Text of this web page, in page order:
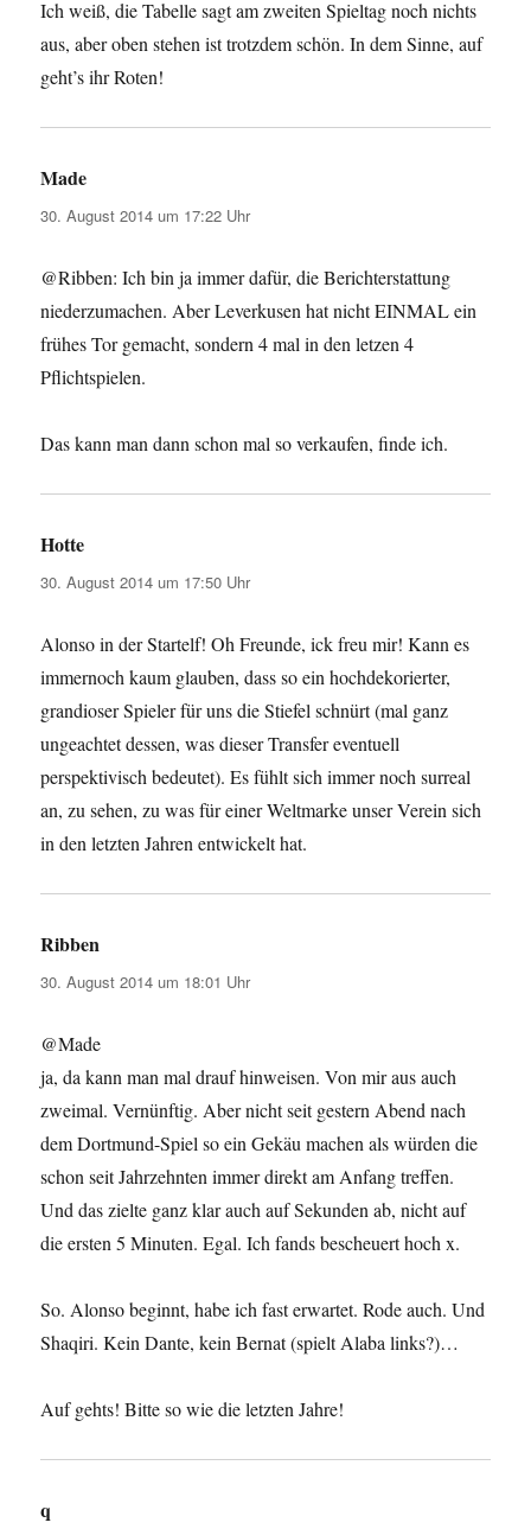
Ich weiß, die Tabelle sagt am zweiten Spieltag noch nichts
aus, aber oben stehen ist trotzdem schön. In dem Sinne, auf
geht’s ihr Roten!
Made
30. August 2014 um 17:22 Uhr
@Ribben: Ich bin ja immer dafür, die Berichterstattung
niederzumachen. Aber Leverkusen hat nicht EINMAL ein
frühes Tor gemacht, sondern 4 mal in den letzen 4
Pflichtspielen.
Das kann man dann schon mal so verkaufen, finde ich.
Hotte
30. August 2014 um 17:50 Uhr
Alonso in der Startelf! Oh Freunde, ick freu mir! Kann es
immernoch kaum glauben, dass so ein hochdekorierter,
grandioser Spieler für uns die Stiefel schnürt (mal ganz
ungeachtet dessen, was dieser Transfer eventuell
perspektivisch bedeutet). Es fühlt sich immer noch surreal
an, zu sehen, zu was für einer Weltmarke unser Verein sich
in den letzten Jahren entwickelt hat.
Ribben
30. August 2014 um 18:01 Uhr
@Made
ja, da kann man mal drauf hinweisen. Von mir aus auch
zweimal. Vernünftig. Aber nicht seit gestern Abend nach
dem Dortmund-Spiel so ein Gekäu machen als würden die
schon seit Jahrzehnten immer direkt am Anfang treffen.
Und das zielte ganz klar auch auf Sekunden ab, nicht auf
die ersten 5 Minuten. Egal. Ich fands bescheuert hoch x.
So. Alonso beginnt, habe ich fast erwartet. Rode auch. Und
Shaqiri. Kein Dante, kein Bernat (spielt Alaba links?)…
Auf gehts! Bitte so wie die letzten Jahre!
q